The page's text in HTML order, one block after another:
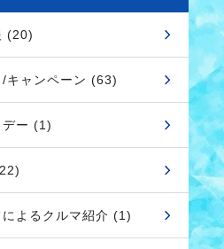
(20)
/キャンペーン (63)
デー (1)
によるクルマ紹介 (1)